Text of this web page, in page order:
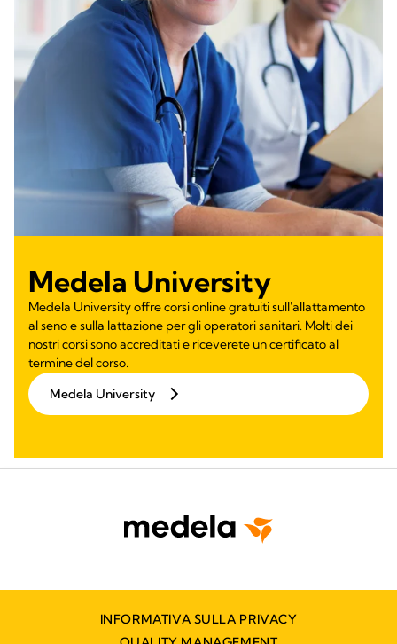
Medela University
Medela University offre corsi online gratuiti sull'allattamento
al seno e sulla lattazione per gli operatori sanitari. Molti dei
nostri corsi sono accreditati e riceverete un certificato al
termine del corso.
Medela University
INFORMATIVA SULLA PRIVACY